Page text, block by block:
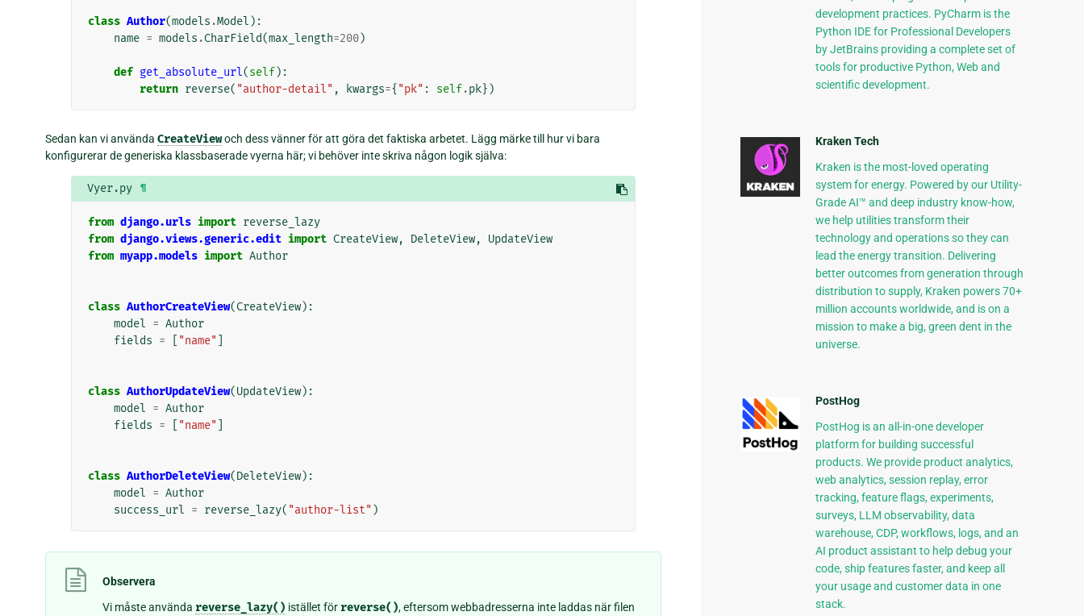
class Author(models .Model ):
name = models .CharField(max_length=200)
def get_absolute_url(self):
return reverse( "author-detail" , kwargs={ "pk" : self.pk})
Sedan kan vi använda CreateViewoch dess vänner för att göra det faktiska arbetet. Lägg märke till hur vi bara
konfigurerar de generiska klassbaserade vyerna här; vi behöver inte skriva någon logik själva:
Vyer.py ¶
from django.urls import reverse_lazy
from django.views.generic.edit import CreateView, DeleteView,
UpdateView
from myapp.models import Author
class AuthorCreateView(CreateView):
model = Author
fields = "name"
class AuthorUpdateView(UpdateView):
model = Author
fields = "name"
class AuthorDeleteView(DeleteView):
model = Author
success_url = reverse_lazy( "author-list" )
Observera
Vi måste använda reverse_lazy() istället för reverse(), eftersom webbadresserna inte laddas när filen
development practices. PyCharm is the
Python IDE for Professional Developers
by JetBrains providing a complete set of
tools for productive Python, Web and
scientific development.
Kraken Tech
Kraken is the most-loved operating
system for energy. Powered by our Utility-
Grade AI™ and deep industry know-how,
we help utilities transform their
technology and operations so they can
lead the energy transition. Delivering
better outcomes from generation through
distribution to supply, Kraken powers 70+
million accounts worldwide, and is on a
mission to make a big, green dent in the
universe.
PostHog
PostHog is an all-in-one developer
platform for building successful
products. We provide product analytics,
web analytics, session replay, error
tracking, feature flags, experiments,
surveys, LLM observability, data
warehouse, CDP, workflows, logs, and an
AI product assistant to help debug your
code, ship features faster, and keep all
your usage and customer data in one
stack.